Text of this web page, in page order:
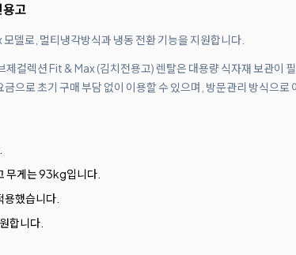
고
델로, 멀티냉각방식과 냉동 전환 기능을 지원합니다.
컬렉션 Fit & Max (김치전용고) 렌탈은 대용량 식자재 보관이
으로 초기 구매 부담 없이 이용할 수 있으며, 방문관리 방식으로
게는 93kg입니다.
용했습니다.
합니다.